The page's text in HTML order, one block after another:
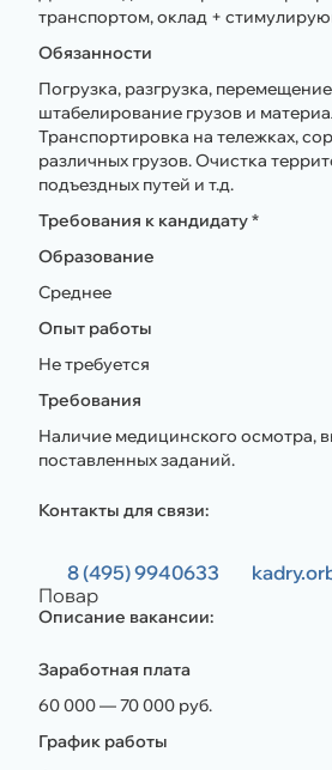
транспортом, оклад +
Обязанности
Погрузка, разгрузка,
штабелирование грузов и
Транспортировка на тележках,
различных грузов. Очистка
подъездных путей и т.д.
Требования к кандидату *
Образование
Среднее
Опыт работы
Не требуется
Требования
Наличие медицинского осмотра,
поставленных заданий.
Контакты для связи:
8 (495) 9940633
Повар
Описание вакансии:
Заработная плата
60 000 — 70 000 руб.
График работы